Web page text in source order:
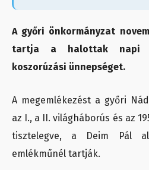
A győri önkormányzat
tartja a halottak napi
koszorúzási ünnepséget.
A megemlékezést a győri
az I., a II. világháborús és az
tisztelegve, a Deim Pál
emlékműnél tartják.